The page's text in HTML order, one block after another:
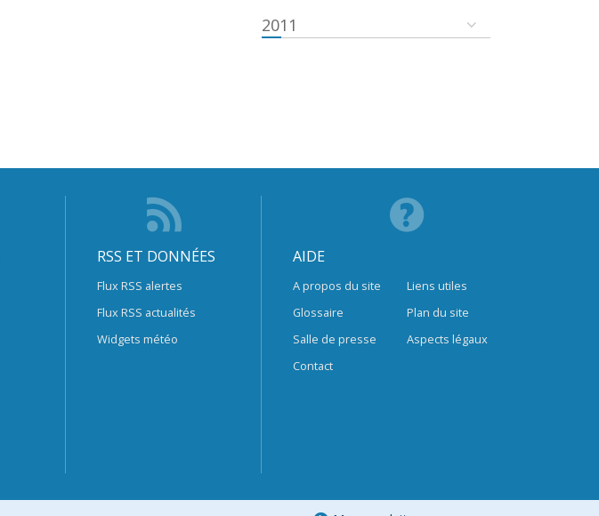
2011
RSS ET DONNÉES
Flux RSS alertes
Flux RSS actualités
Widgets météo
AIDE
A propos du site
Glossaire
Salle de presse
Contact
Liens utiles
Plan du site
Aspects légaux